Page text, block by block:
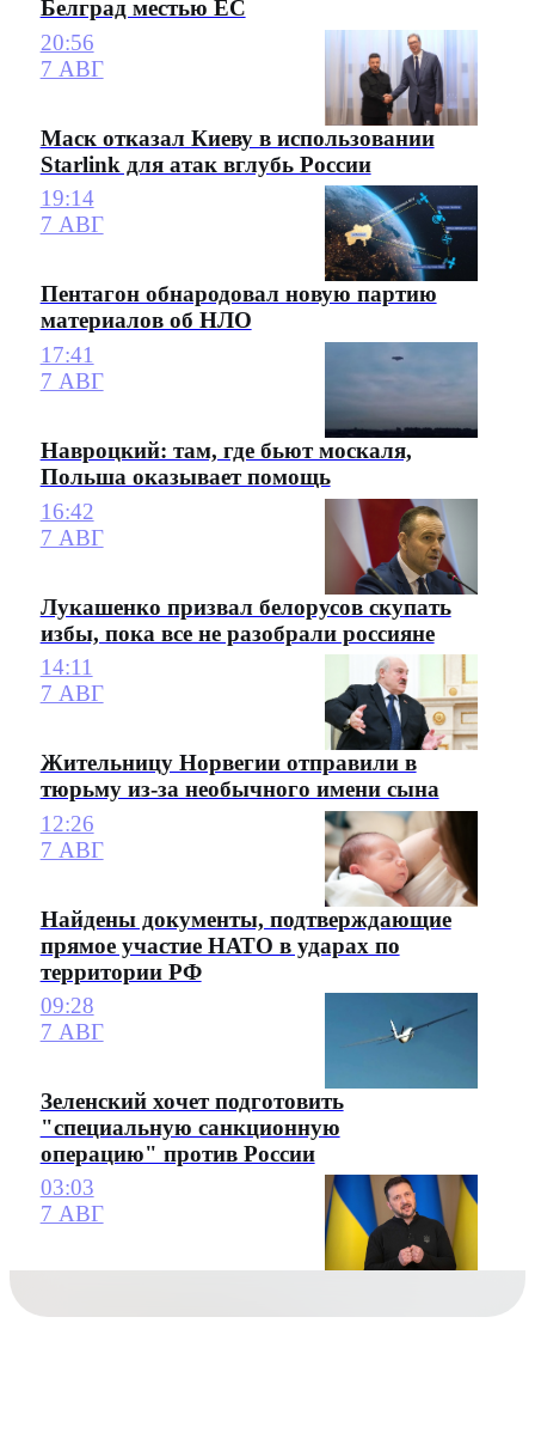
Белград местью ЕС
20:56
7 АВГ
Маск отказал Киеву в использовании
Starlink для атак вглубь России
19:14
7 АВГ
Пентагон обнародовал новую партию
материалов об НЛО
17:41
7 АВГ
Навроцкий: там, где бьют москаля,
Польша оказывает помощь
16:42
7 АВГ
Лукашенко призвал белорусов скупать
избы, пока все не разобрали россияне
14:11
7 АВГ
Жительницу Норвегии отправили в
тюрьму из-за необычного имени сына
12:26
7 АВГ
Найдены документы, подтверждающие
прямое участие НАТО в ударах по
территории РФ
09:28
7 АВГ
Зеленский хочет подготовить
"специальную санкционную
операцию" против России
03:03
7 АВГ